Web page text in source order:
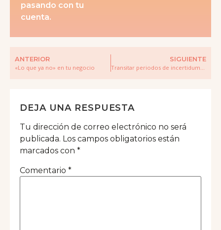
pasando con tu
cuenta.
ANTERIOR
«Lo que ya no» en tu negocio
SIGUIENTE
Transitar periodos de incertidumbre en tu negocio
DEJA UNA RESPUESTA
Tu dirección de correo electrónico no será
publicada. Los campos obligatorios están
marcados con *
Comentario *